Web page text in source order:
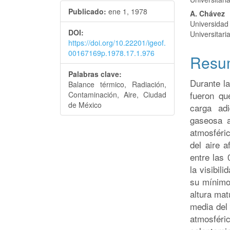
del
artículo
Publicado: ene 1, 1978
DOI:
https://doi.org/10.22201/igeof.
00167169p.1978.17.1.976
Palabras clave:
Balance térmico, Radiación,
Contaminación, Aire, Ciudad
de México
del
A. Chávez
Durante
fueron
carga
gaseosa
del aire
entre las
la
su
altura
media